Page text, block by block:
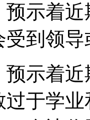
示着
到领
预示着
过于学